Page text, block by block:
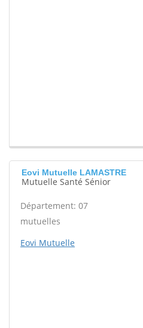
Eovi Mutuelle LAMASTRE
Mutuelle Santé Sénior
Département: 07
mutuelles
Eovi Mutuelle